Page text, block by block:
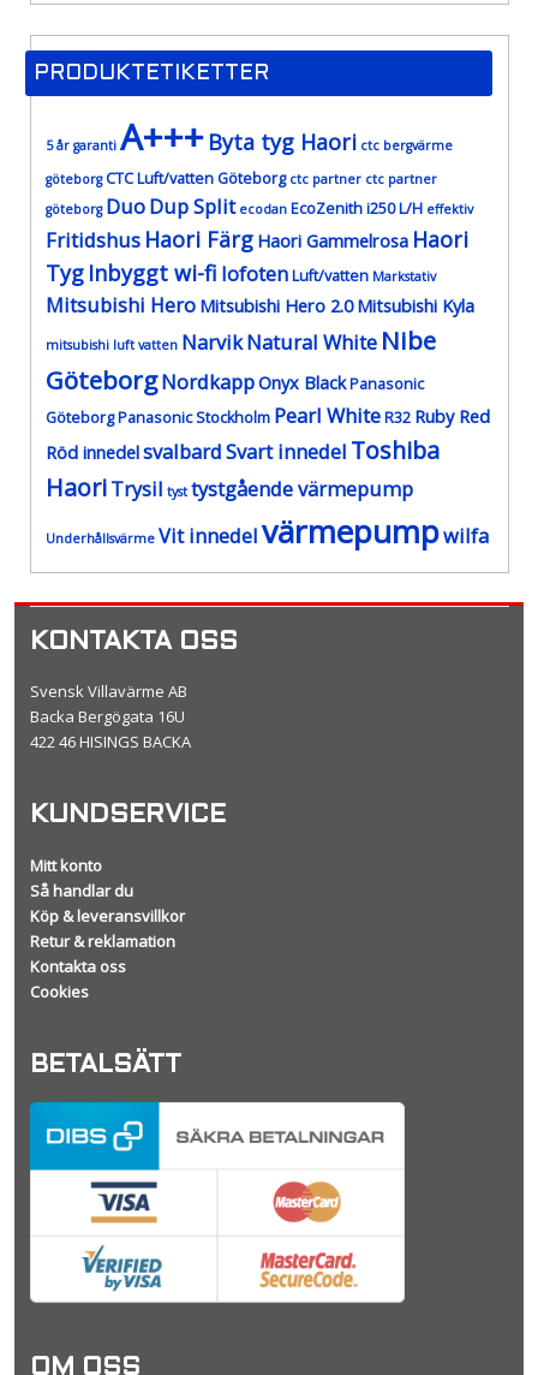
PRODUKTETIKETTER
5 år garanti A+++ Byta tyg Haori ctc bergvärme
göteborg CTC Luft/vatten Göteborg ctc partner ctc partner
göteborg DuoDup Split ecodan EcoZenith i250 L/H effektiv
Fritidshus Haori Färg Haori Gammelrosa Haori
Tyg Inbyggt wi-fi lofotenLuft/vatten Markstativ
Mitsubishi Hero Mitsubishi Hero 2.0 Mitsubishi Kyla
mitsubishi luft vatten NarvikNatural White Nibe
GöteborgNordkappOnyx BlackPanasonic
GöteborgPanasonic Stockholm Pearl WhiteR32 Ruby Red
Röd innedelsvalbardSvart innedel Toshiba
HaoriTrysil tyst tystgående värmepump
Underhållsvärme Vit innedelvärmepumpwilfa
KONTAKTA OSS
Svensk Villavärme AB
Backa Bergögata 16U
422 46 HISINGS BACKA
KUNDSERVICE
Mitt konto
Så handlar du
Köp & leveransvillkor
Retur & reklamation
Kontakta oss
Cookies
BETALSÄTT
OM OSS